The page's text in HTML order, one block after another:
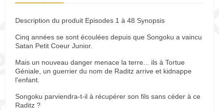
Description du produit Episodes 1 à 48 Synopsis
Cinq années se sont écoulées depuis que Songoku a vaincu
Satan Petit Coeur Junior.
Mais un nouveau danger menace la terre... ils à Tortue
Géniale, un guerrier du nom de Raditz arrive et kidnappe
l'enfant.
Songoku parviendra-t-il à récupérer son fils sans céder à ce
Raditz ?